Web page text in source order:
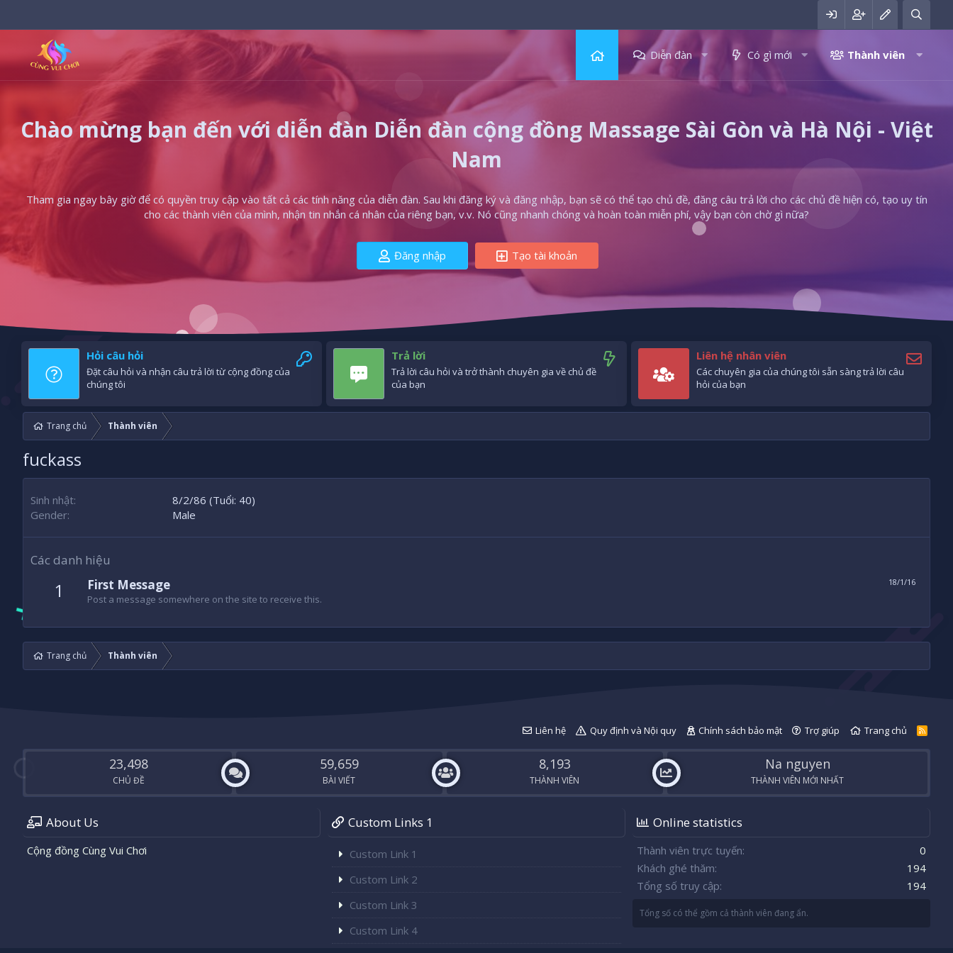
Diễn đàn Có gì mới Thành viên
Chào mừng bạn đến với diễn đàn Diễn đàn cộng đồng Massage Sài Gòn và Hà Nội - Việt
Nam
Tham gia ngay bây giờ để có quyền truy cập vào tất cả các tính năng của diễn đàn. Sau khi đăng ký và đăng nhập, bạn sẽ có thể tạo chủ đề, đăng câu trả lời cho các chủ đề hiện có, tạo uy tín
cho các thành viên của mình, nhận tin nhắn cá nhân của riêng bạn, v.v. Nó cũng nhanh chóng và hoàn toàn miễn phí, vậy bạn còn chờ gì nữa?
Đăng nhập Tạo tài khoản
Hỏi câu hỏi
Đặt câu hỏi và nhận câu trả lời từ cộng đồng của
chúng tôi
Trả lời
Trả lời câu hỏi và trở thành chuyên gia về chủ đề
của bạn
Liên hệ nhân viên
Các chuyên gia của chúng tôi sẵn sàng trả lời câu
hỏi của bạn
Trang chủ Thành viên
fuckass
Sinh nhật
8/2/86 (Tuổi: 40)
Gender
Male
Các danh hiệu
1 18/1/16
First Message
Post a message somewhere on the site to receive this.
Trang chủ Thành viên
Liên hệ Quy định và Nội quy Chính sách bảo mật Trợ giúp Trang chủ
R
S
23,498
CHỦ ĐỀ
59,659
BÀI VIẾT
8,193
THÀNH VIÊN
Na nguyen
THÀNH VIÊN MỚI NHẤT
About Us
Cộng đồng Cùng Vui Chơi
Custom Links 1
Custom Link 1
Custom Link 2
Custom Link 3
Custom Link 4
Online statistics
Thành viên trực tuyến
0
Khách ghé thăm
194
Tổng số truy cập
194
Tổng số có thể gồm cả thành viên đang ẩn.